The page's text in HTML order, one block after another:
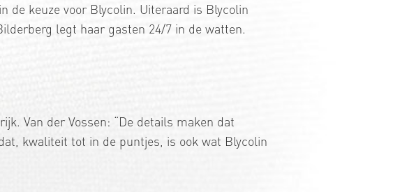
de keuze voor Blycolin. Uiteraard is Blycolin
legt haar gasten 24/7 in de watten.
Van der Vossen: “De details maken dat
kwaliteit tot in de puntjes, is ook wat Blycolin